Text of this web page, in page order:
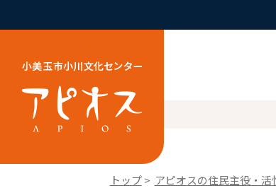
トップ> アピオスの住民主役・活